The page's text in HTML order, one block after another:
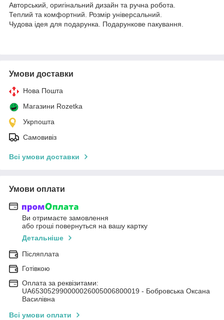
Авторський, оригінальний дизайн та ручна робота.
Теплий та комфортний. Розмір універсальний.
Чудова ідея для подарунка. Подарункове пакування.
Умови доставки
Нова Пошта
Магазини Rozetka
Укрпошта
Самовивіз
Всі умови доставки
Умови оплати
Ви отримаєте замовлення
або гроші повернуться на вашу картку
Детальніше
Післяплата
Готівкою
Оплата за реквізитами:
UA653052990000026005006800019 - Бобровська Оксана
Василівна
Всі умови оплати